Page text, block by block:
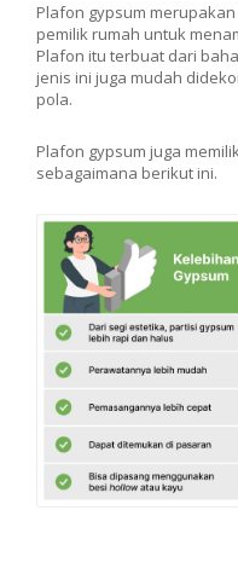
Plafon gypsum
pemilik rumah untuk
Plafon itu terbuat dari
jenis ini juga mudah
pola.
Plafon gypsum juga
sebagaimana berikut ini.